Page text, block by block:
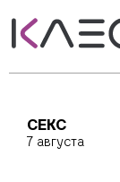
СЕКС
7 августа